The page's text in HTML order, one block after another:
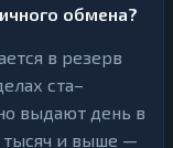
обмена?
в резерв
ста–
выдают день в
тысяч и выше —